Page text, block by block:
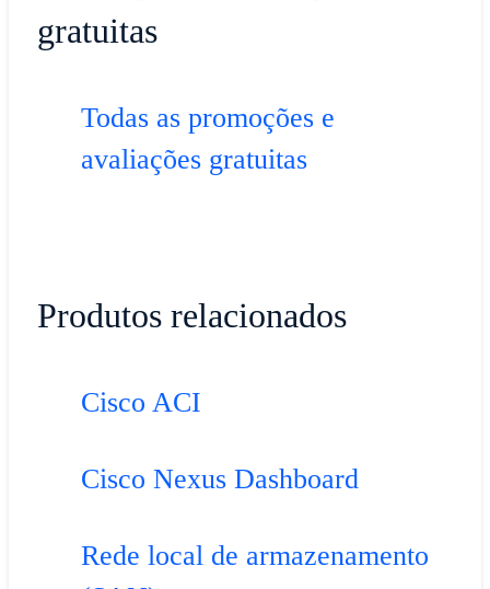
gratuitas
Todas as promoções e
avaliações gratuitas
Produtos relacionados
Cisco ACI
Cisco Nexus Dashboard
Rede local de armazenamento